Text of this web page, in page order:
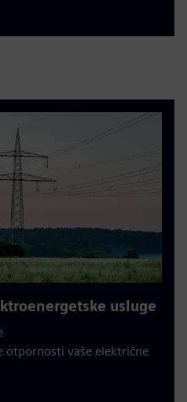
usluge
otpornosti vaše električne